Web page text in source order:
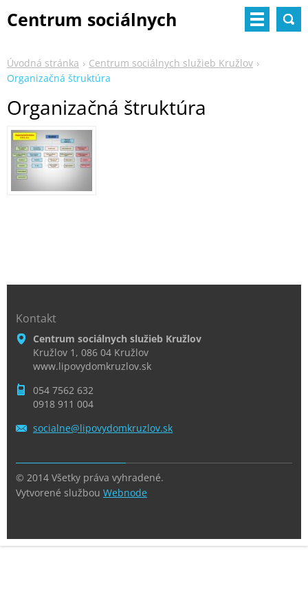
Centrum sociálnych
Úvodná stránka
Centrum sociálnych služieb Kružlov
Organizačná štruktúra
Organizačná štruktúra
Kontakt
Centrum sociálnych služieb Kružlov
Kružlov 1, 086 04 Kružlov
www.lipovydomkruzlov.sk
054 7562 632
0918 911 004
socialne@lipovydomkruzlov.sk
© 2014 Všetky práva vyhradené.
Vytvorené službou Webnode